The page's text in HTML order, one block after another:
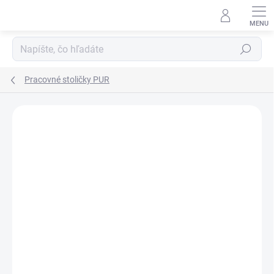
Hľadať
Pracovné stoličky PUR